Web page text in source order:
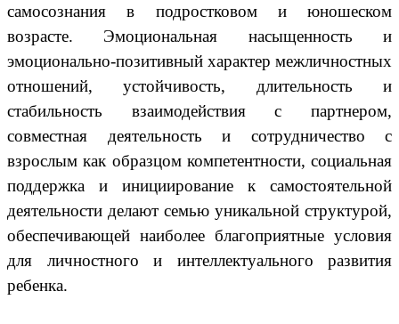
самосознания в подростковом и юношеском
возрасте. Эмоциональная насыщенность и
эмоционально-позитивный характер межличностных
отношений, устойчивость, длительность и
стабильность взаимодействия с партнером,
совместная деятельность и сотрудничество с
взрослым как образцом компетентности, социальная
поддержка и инициирование к самостоятельной
деятельности делают семью уникальной структурой,
обеспечивающей наиболее благоприятные условия
для личностного и интеллектуального развития
ребенка.